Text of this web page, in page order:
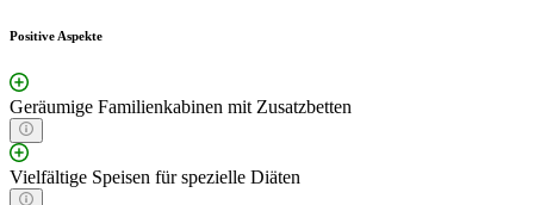
Positive Aspekte
Geräumige Familienkabinen mit Zusatzbetten
Vielfältige Speisen für spezielle Diäten